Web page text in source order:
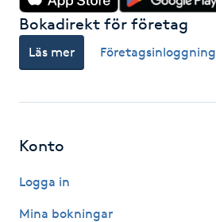
Meditation
Medium
Megavolymfransar
Melasma
Mesoterapi
Bokadirekt för företag
Läs mer Företagsinloggning
Konto
Logga in
Mina bokningar